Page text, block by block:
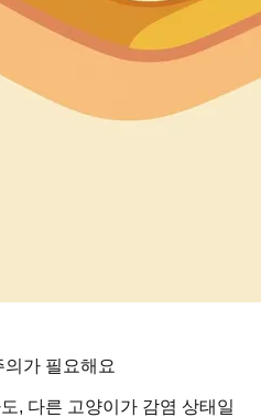
가 필요해요
, 다른 고양이가 감염 상태일